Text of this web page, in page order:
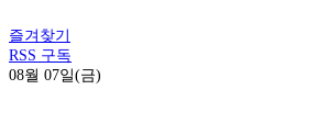
즐겨찾기
RSS 구독
08월 07일(금)